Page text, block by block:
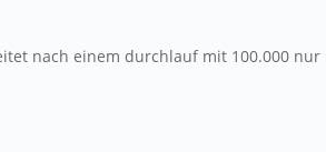
nach einem durchlauf mit 100.000